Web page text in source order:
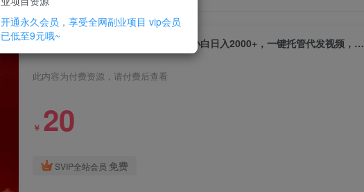
2024蓝海项目，网盘拉新，操作简单小白日入2000+，一键托管代发视频，…
此内容为付费资源，请付费后查看
￥ 20
SVIP全站会员 免费
开通永久会员，享受全网副业项目 vip会员
已低至9元哦~